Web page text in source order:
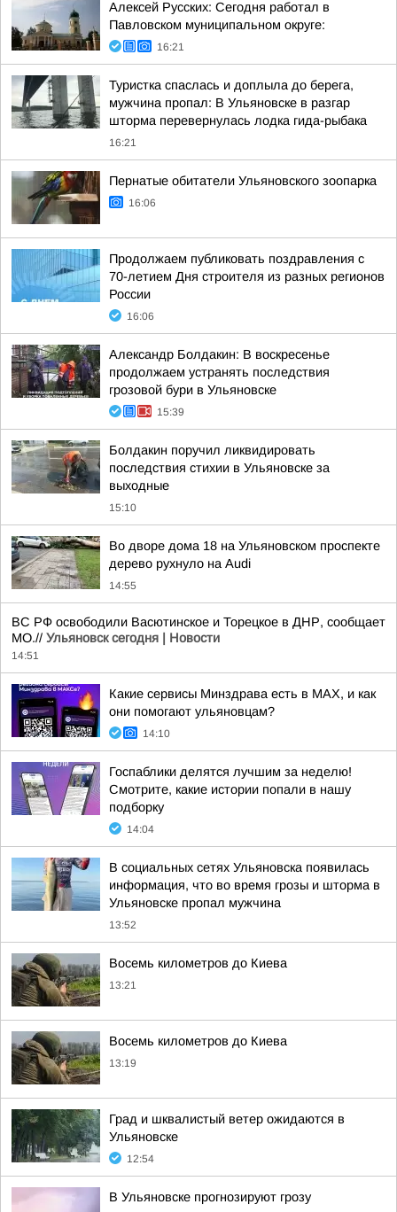
Алексей Русских: Сегодня работал в
Павловском муниципальном округе:
16:21
Туристка спаслась и доплыла до берега,
мужчина пропал: В Ульяновске в разгар
шторма перевернулась лодка гида-рыбака
16:21
Пернатые обитатели Ульяновского зоопарка
16:06
Продолжаем публиковать поздравления с
70-летием Дня строителя из разных регионов
России
16:06
Александр Болдакин: В воскресенье
продолжаем устранять последствия
грозовой бури в Ульяновске
15:39
Болдакин поручил ликвидировать
последствия стихии в Ульяновске за
выходные
15:10
Во дворе дома 18 на Ульяновском проспекте
дерево рухнуло на Audi
14:55
ВС РФ освободили Васютинское и Торецкое в ДНР, сообщает
МО.// Ульяновск сегодня | Новости
14:51
Какие сервисы Минздрава есть в МАХ, и как
они помогают ульяновцам?
14:10
Госпаблики делятся лучшим за неделю!
Смотрите, какие истории попали в нашу
подборку
14:04
В социальных сетях Ульяновска появилась
информация, что во время грозы и шторма в
Ульяновске пропал мужчина
13:52
Восемь километров до Киева
13:21
Восемь километров до Киева
13:19
Град и шквалистый ветер ожидаются в
Ульяновске
12:54
В Ульяновске прогнозируют грозу